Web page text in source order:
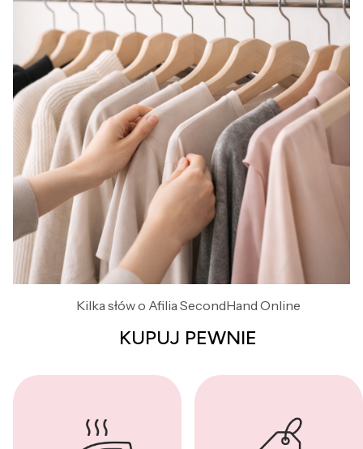
Kilka słów o Afilia SecondHand Online
KUPUJ PEWNIE